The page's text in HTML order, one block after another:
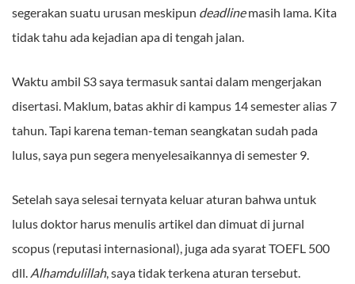
segerakan suatu urusan meskipun deadlinemasih lama. Kita
tidak tahu ada kejadian apa di tengah jalan.
Waktu ambil S3 saya termasuk santai dalam mengerjakan
disertasi. Maklum, batas akhir di kampus 14 semester alias 7
tahun. Tapi karena teman-teman seangkatan sudah pada
lulus, saya pun segera menyelesaikannya di semester 9.
Setelah saya selesai ternyata keluar aturan bahwa untuk
lulus doktor harus menulis artikel dan dimuat di jurnal
scopus (reputasi internasional), juga ada syarat TOEFL 500
dll. Alhamdulillah, saya tidak terkena aturan tersebut.